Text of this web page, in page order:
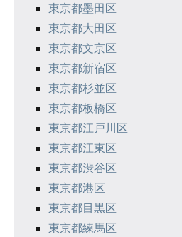
東京都墨田区
東京都大田区
東京都文京区
東京都新宿区
東京都杉並区
東京都板橋区
東京都江戸川区
東京都江東区
東京都渋谷区
東京都港区
東京都目黒区
東京都練馬区